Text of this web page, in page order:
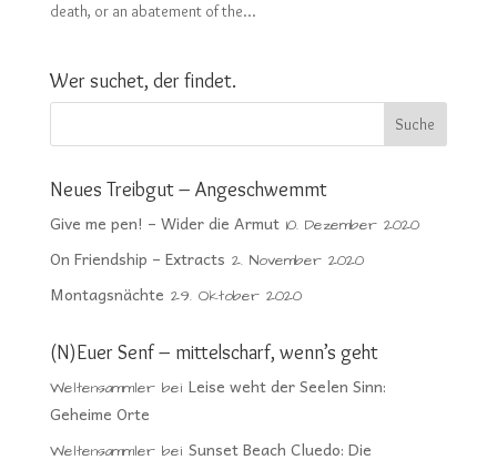
death, or an abatement of the...
Wer suchet, der findet.
Neues Treibgut – Angeschwemmt
Give me pen! – Wider die Armut 10. Dezember 2020
On Friendship – Extracts 2. November 2020
Montagsnächte 29. Oktober 2020
(N)Euer Senf – mittelscharf, wenn’s geht
Weltensammlerbei Leise weht der Seelen Sinn:
Geheime Orte
Weltensammlerbei Sunset Beach Cluedo: Die